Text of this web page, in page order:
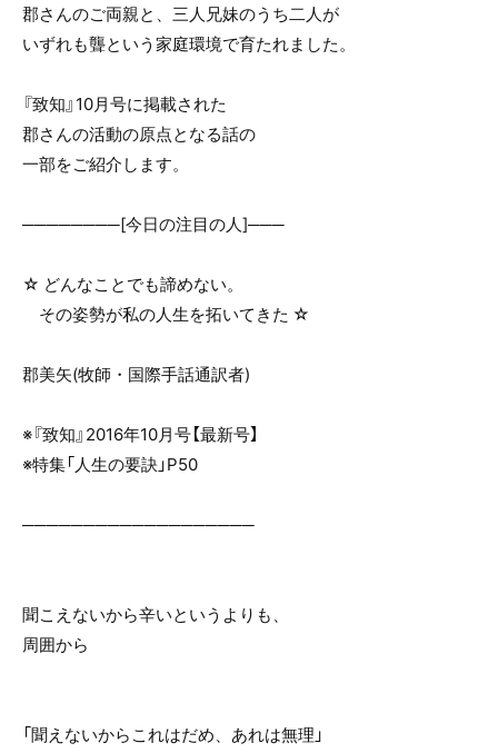
郡さんのご両親と、三人兄妹のうち二人が
いずれも聾という家庭環境で育たれました。
『致知』10月号に掲載された
郡さんの活動の原点となる話の
一部をご紹介します。
────────[今日の注目の人]───
☆ どんなことでも諦めない。
その姿勢が私の人生を拓いてきた ☆
郡美矢(牧師・国際手話通訳者)
※『致知』2016年10月号【最新号】
※特集「人生の要訣」P50
───────────────────
聞こえないから辛いというよりも、
周囲から
「聞えないからこれはだめ、あれは無理」